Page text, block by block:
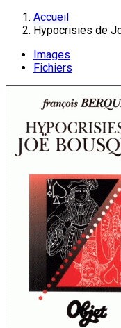
Accueil
Hypocrisies de
Images
Fichiers